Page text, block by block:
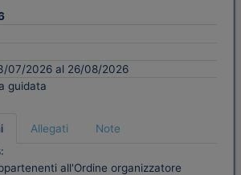
07/2026 al 26/08/2026
guidata
Allegati
Note
all'Ordine organizzatore